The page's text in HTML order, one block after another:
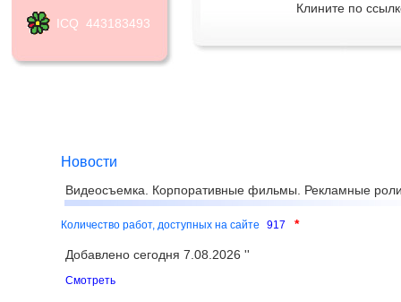
ICQ 443183493
Клините по
Новости
Видеосъемка. Корпоративные фильмы. Рекламные
Количество работ, доступных на сайте 917 *
Добавлено сегодня 7.08.2026 ''
Смотреть